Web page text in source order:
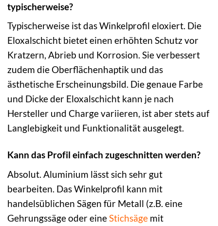
typischerweise?
Typischerweise ist das Winkelprofil eloxiert. Die
Eloxalschicht bietet einen erhöhten Schutz vor
Kratzern, Abrieb und Korrosion. Sie verbessert
zudem die Oberflächenhaptik und das
ästhetische Erscheinungsbild. Die genaue Farbe
und Dicke der Eloxalschicht kann je nach
Hersteller und Charge variieren, ist aber stets auf
Langlebigkeit und Funktionalität ausgelegt.
Kann das Profil einfach zugeschnitten werden?
Absolut. Aluminium lässt sich sehr gut
bearbeiten. Das Winkelprofil kann mit
handelsüblichen Sägen für Metall (z.B. eine
Gehrungssäge oder eineStichsäge mit